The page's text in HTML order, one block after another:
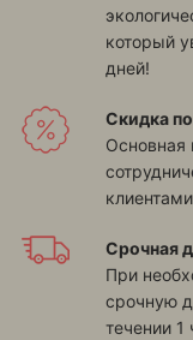
который
дней!
Скидка
Основная
Срочная
При
срочную
течении 1